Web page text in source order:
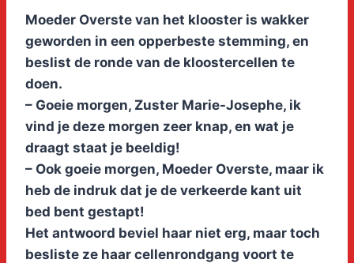
Moeder Overste van het klooster is wakker
geworden in een opperbeste stemming, en
beslist de ronde van de kloostercellen te
doen.
– Goeie morgen, Zuster Marie-Josephe, ik
vind je deze morgen zeer knap, en wat je
draagt staat je beeldig!
– Ook goeie morgen, Moeder Overste, maar ik
heb de indruk dat je de verkeerde kant uit
bed bent gestapt!
Het antwoord beviel haar niet erg, maar toch
besliste ze haar cellenrondgang voort te